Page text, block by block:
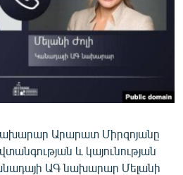
Արարատ Միրզոյանը
և կայունության
ԱԳ նախարար Մելանի